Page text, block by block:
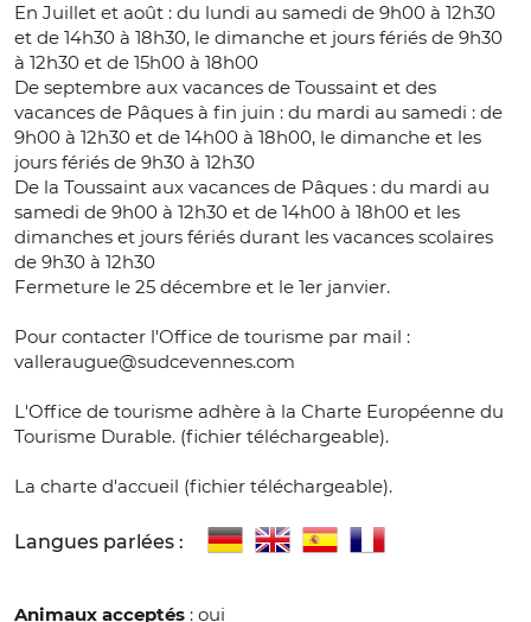
En Juillet et août : du lundi au samedi de 9h00 à 12h30
et de 14h30 à 18h30, le dimanche et jours fériés de 9h30
à 12h30 et de 15h00 à 18h00
De septembre aux vacances de Toussaint et des
vacances de Pâques à fin juin : du mardi au samedi : de
9h00 à 12h30 et de 14h00 à 18h00, le dimanche et les
jours fériés de 9h30 à 12h30
De la Toussaint aux vacances de Pâques : du mardi au
samedi de 9h00 à 12h30 et de 14h00 à 18h00 et les
dimanches et jours fériés durant les vacances scolaires
de 9h30 à 12h30
Fermeture le 25 décembre et le 1er janvier.
Pour contacter l'Office de tourisme par mail :
valleraugue@sudcevennes.com
L'Office de tourisme adhère à la Charte Européenne du
Tourisme Durable. (fichier téléchargeable).
La charte d'accueil (fichier téléchargeable).
Langues parlées :
Animaux acceptés : oui